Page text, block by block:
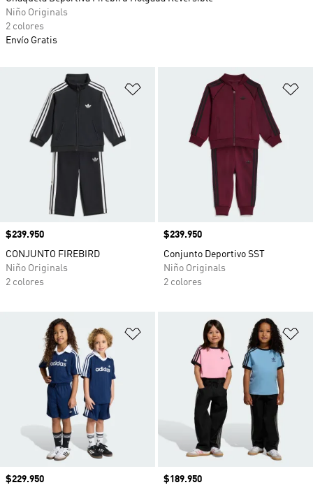
Añadir a la lista de deseos
Precio
$239.950
CONJUNTO FIREBIRD
Niño Originals
2 colores
Precio
$239.950
Conjunto Deportivo SST
Niño Originals
2 colores
Añadir a la lista de deseos
Precio
$229.950
Precio
$189.950
Niño Originals
2 colores
Envío Gratis